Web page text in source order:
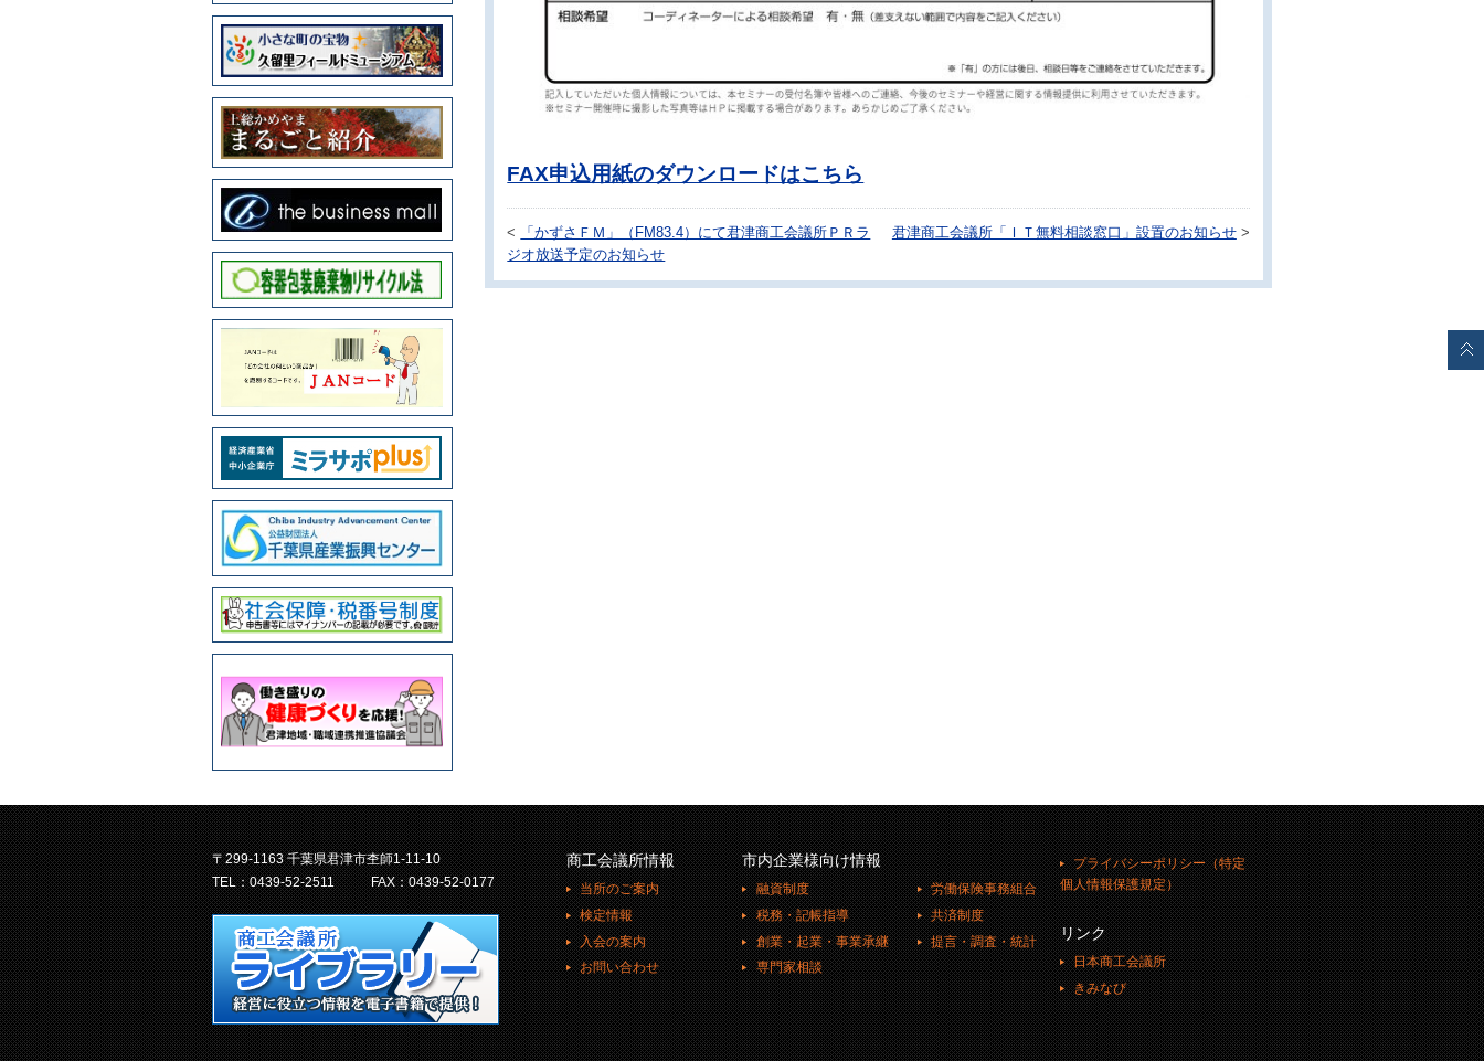
FAX申込用紙のダウンロードはこちら
<
「かずさＦＭ」（FM83.4）にて君津商工会議所ＰＲラ
ジオ放送予定のお知らせ
君津商工会議所「ＩＴ無料相談窓口」設置のお知らせ>
〒299-1163 千葉県君津市杢師1-11-10
TEL：0439-52-2511
FAX：0439-52-0177
商工会議所情報
当所のご案内
検定情報
入会の案内
お問い合わせ
市内企業様向け情報
融資制度
税務・記帳指導
創業・起業・事業承継
専門家相談
労働保険事務組合
共済制度
提言・調査・統計
プライバシーポリシー（特定
個人情報保護規定）
リンク
日本商工会議所
きみなび